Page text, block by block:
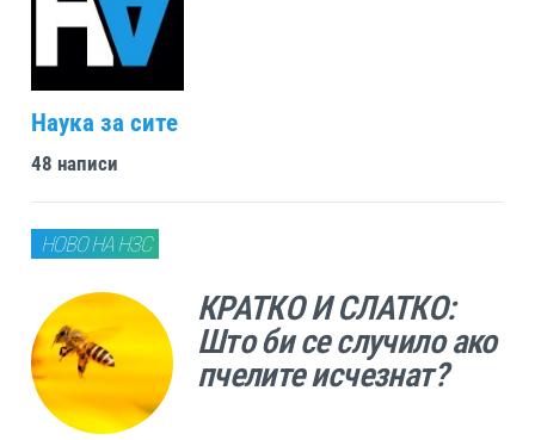
Наука за сите
48 написи
НОВО НА НЗС
КРАТКО И СЛАТКО:
Што би се случило ако
пчелите исчезнат?